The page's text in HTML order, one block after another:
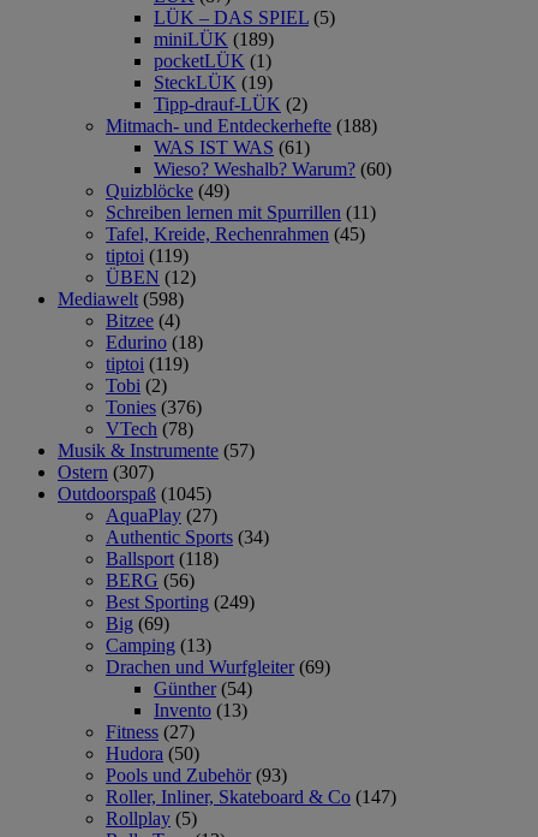
LÜK – DAS SPIEL (5)
miniLÜK (189)
pocketLÜK (1)
SteckLÜK (19)
Tipp-drauf-LÜK (2)
Mitmach- und Entdeckerhefte (188)
WAS IST WAS (61)
Wieso? Weshalb? Warum? (60)
Quizblöcke (49)
Schreiben lernen mit Spurrillen (11)
Tafel, Kreide, Rechenrahmen (45)
tiptoi (119)
ÜBEN (12)
Mediawelt (598)
Bitzee (4)
Edurino (18)
tiptoi (119)
Tobi (2)
Tonies (376)
VTech (78)
Musik & Instrumente (57)
Ostern (307)
Outdoorspaß (1045)
AquaPlay (27)
Authentic Sports (34)
Ballsport (118)
BERG (56)
Best Sporting (249)
Big (69)
Camping (13)
Drachen und Wurfgleiter (69)
Günther (54)
Invento (13)
Fitness (27)
Hudora (50)
Pools und Zubehör (93)
Roller, Inliner, Skateboard & Co (147)
Rollplay (5)